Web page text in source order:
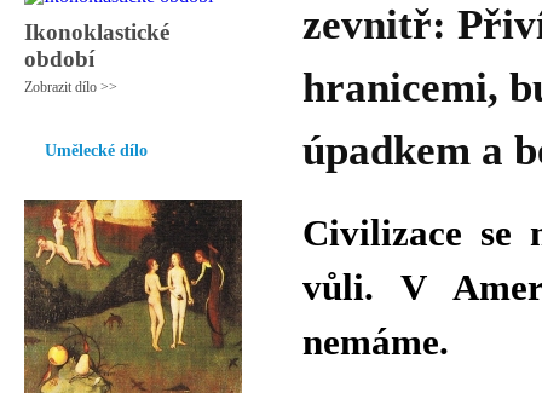
Ikonoklastické
období
Zobrazit dílo >>
Umělecké dílo
zevnitř:
hranicemi,
úpadkem a
Civilizace se
vůli. V
nemáme.